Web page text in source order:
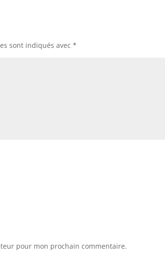
sont indiqués avec*
pour mon prochain commentaire.